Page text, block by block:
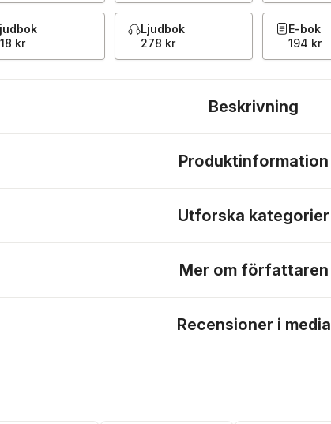
kr
Ljudbok
278 kr
E-bok
194 kr
Beskrivning
Produktinformation
Utforska kategorier
Mer om författaren
Recensioner i media